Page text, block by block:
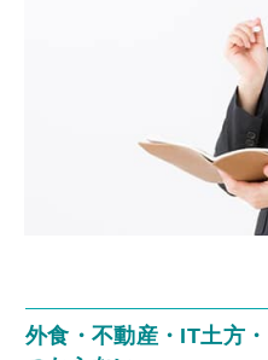
外食・不動産・IT土方